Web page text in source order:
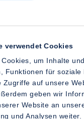
verwendet Cookies
um Inhalte
Funktionen für soziale
Zugriffe auf unsere
geben wir
Website an
und Analysen
2 Firma genehmigen 3
zurückschicken
für Abholung oder